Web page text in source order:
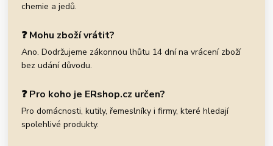
chemie a jedů.
❓ Mohu zboží vrátit?
Ano. Dodržujeme zákonnou lhůtu 14 dní na vrácení zboží
bez udání důvodu.
❓ Pro koho je ERshop.cz určen?
Pro domácnosti, kutily, řemeslníky i firmy, které hledají
spolehlivé produkty.